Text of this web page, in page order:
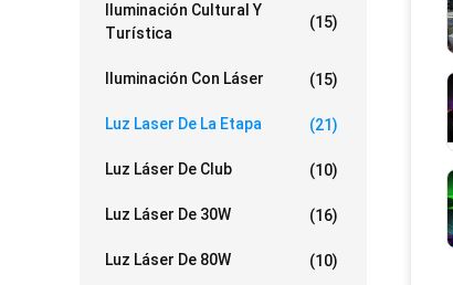
Iluminación Cultural Y
Turística
(15)
Iluminación Con Láser (15)
Luz Laser De La Etapa (21)
Luz Láser De Club (10)
Luz Láser De 30W (16)
Luz Láser De 80W (10)